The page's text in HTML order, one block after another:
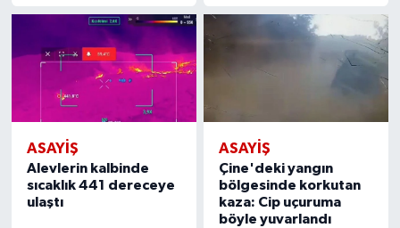
ASAYİŞ
Alevlerin kalbinde
sıcaklık 441 dereceye
ulaştı
ASAYİŞ
Çine'deki yangın
bölgesinde korkutan
kaza: Cip uçuruma
böyle yuvarlandı